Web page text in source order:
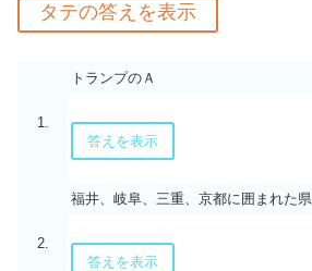
1.
トランプのＡ
答えを表示
2.
福井、岐阜、三重、京都に囲まれた県
答えを表示